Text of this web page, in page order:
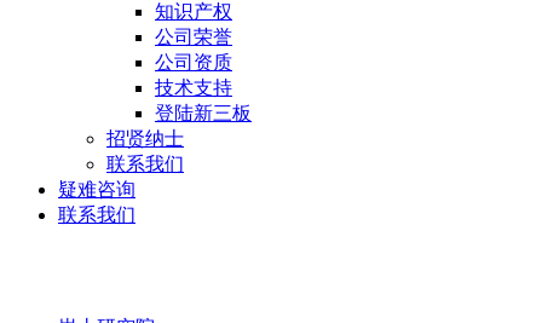
知识产权
公司荣誉
公司资质
技术支持
登陆新三板
招贤纳士
联系我们
疑难咨询
联系我们